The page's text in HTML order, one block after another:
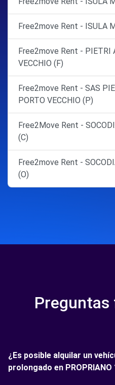
Free2move Rent - ISULA
Free2move Rent - PIETRI
VECCHIO (F)
Free2move Rent - SAS
PORTO VECCHIO (P)
Free2Move Rent -
(C)
Free2move Rent -
(O)
¿Es posible alquilar un
prolongado en PROPRIANO